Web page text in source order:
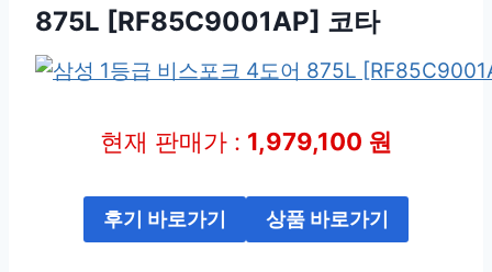
875L [RF85C9001AP] 코타
현재 판매가 : 1,979,100 원
후기 바로가기 상품 바로가기